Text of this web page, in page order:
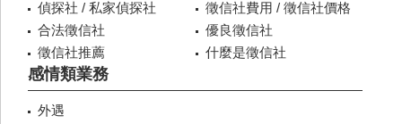
偵探社 / 私家偵探社
徵信社費用 / 徵信社價格
合法徵信社
優良徵信社
徵信社推薦
什麼是徵信社
感情類業務
外遇